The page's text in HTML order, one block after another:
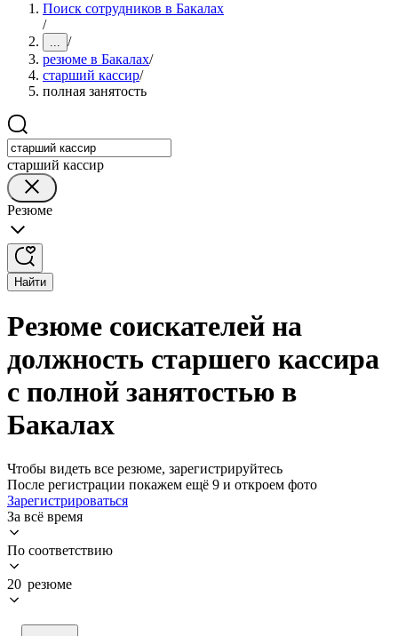
Поиск сотрудников в Бакалах
/
... /
резюме в Бакалах/
старший кассир/
полная занятость
старший кассир
Резюме
Найти
Резюме соискателей на
должность старшего кассира
с полной занятостью в
Бакалах
Чтобы видеть все резюме, зарегистрируйтесь
После регистрации покажем ещё 9 и откроем фото
Зарегистрироваться
За всё время
По соответствию
20 резюме